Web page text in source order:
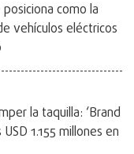
como la
vehículos eléctricos
la taquilla: ‘Brand
1.155 millones en